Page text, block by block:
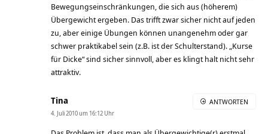
Bewegungseinschränkungen, die sich aus (höherem)
Übergewicht ergeben. Das trifft zwar sicher nicht auf jeden
zu, aber einige Übungen können unangenehm oder gar
schwer praktikabel sein (z.B. ist der Schulterstand). „Kurse
für Dicke“ sind sicher sinnvoll, aber es klingt halt nicht sehr
attraktiv.
Tina
4. Juli 2010 um 16:12 Uhr
ANTWORTEN